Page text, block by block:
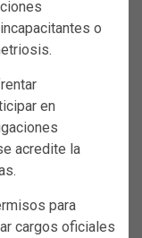
o
en
acredite la
para
cargos oficiales